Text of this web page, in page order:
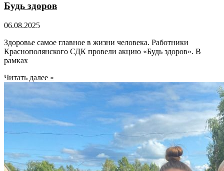
Будь здоров
06.08.2025
Здоровье самое главное в жизни человека. Работники
Краснополянского СДК провели акцию «Будь здоров». В
рамках
Читать далее »